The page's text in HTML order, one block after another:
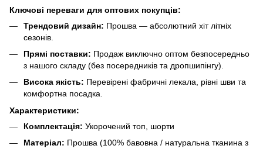
Ключові переваги для оптових покупців:
Трендовий дизайн: Прошва — абсолютний хіт літніх
сезонів.
Прямі поставки: Продаж виключно оптом безпосередньо
з нашого складу (без посередників та дропшипінгу).
Висока якість: Перевірені фабричні лекала, рівні шви та
комфортна посадка.
Характеристики:
Комплектація: Укорочений топ, шорти
Матеріал: Прошва (100% бавовна / натуральна тканина з